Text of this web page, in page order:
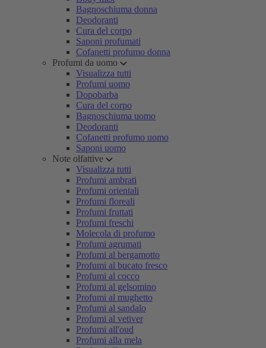
Bagnoschiuma donna
Deodoranti
Cura del corpo
Saponi profumati
Cofanetti profumo donna
Profumi da uomo
Visualizza tutti
Profumi uomo
Dopobarba
Cura del corpo
Bagnoschiuma uomo
Deodoranti
Cofanetti profumo uomo
Saponi uomo
Note olfattive
Visualizza tutti
Profumi ambrati
Profumi orientali
Profumi floreali
Profumi fruttati
Profumi freschi
Molecola di profumo
Profumi agrumati
Profumi al bergamotto
Profumi al bucato fresco
Profumi al cocco
Profumi al gelsomino
Profumi al mughetto
Profumi al sandalo
Profumi al vetiver
Profumi all'oud
Profumi alla mela